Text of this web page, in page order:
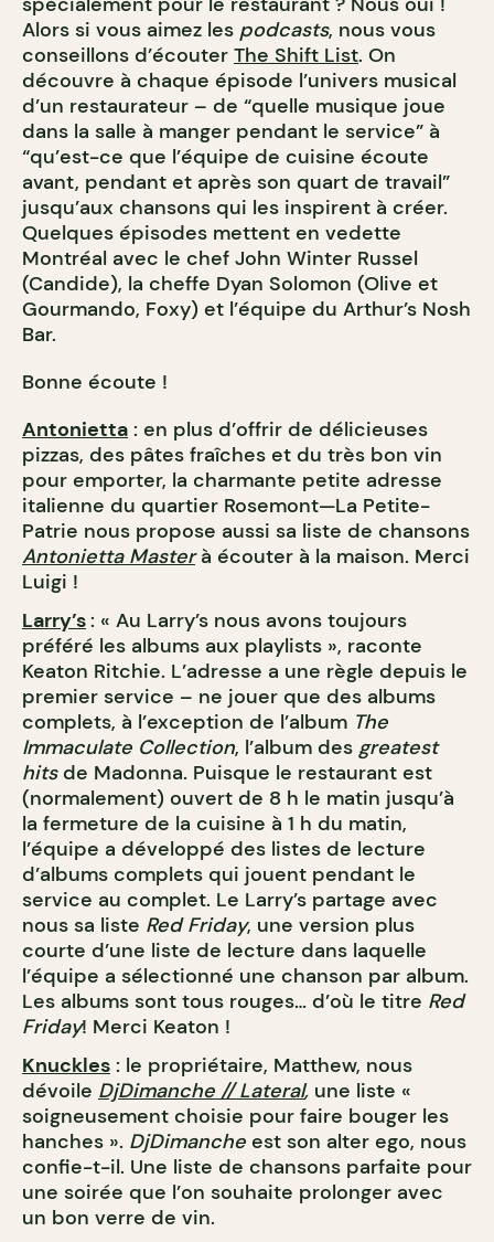
Alors si vous aimez les podcasts, nous vous
conseillons d’écouter The Shift List. On
découvre à chaque épisode l’univers musical
d’un restaurateur – de “quelle musique joue
dans la salle à manger pendant le service” à
“qu’est-ce que l’équipe de cuisine écoute
avant, pendant et après son quart de travail”
jusqu’aux chansons qui les inspirent à créer.
Quelques épisodes mettent en vedette
Montréal avec le chef John Winter Russel
(Candide), la cheffe Dyan Solomon (Olive et
Gourmando, Foxy) et l’équipe du Arthur’s Nosh
Bar.
Bonne écoute !
Antonietta : en plus d’offrir de délicieuses
pizzas, des pâtes fraîches et du très bon vin
pour emporter, la charmante petite adresse
italienne du quartier Rosemont—La Petite-
Patrie nous propose aussi sa liste de chansons
Antonietta Masterà écouter à la maison. Merci
Luigi !
Larry’s: « Au Larry’s nous avons toujours
préféré les albums aux playlists », raconte
Keaton Ritchie. L’adresse a une règle depuis le
premier service – ne jouer que des albums
complets, à l’exception de l’album The
Immaculate Collection, l’album des greatest
hitsde Madonna. Puisque le restaurant est
(normalement) ouvert de 8 h le matin jusqu’à
la fermeture de la cuisine à 1 h du matin,
l’équipe a développé des listes de lecture
d’albums complets qui jouent pendant le
service au complet. Le Larry’s partage avec
nous sa liste Red Friday, une version plus
courte d’une liste de lecture dans laquelle
l’équipe a sélectionné une chanson par album.
Les albums sont tous rouges… d’où le titre Red
Friday! Merci Keaton !
Knuckles : le propriétaire, Matthew, nous
dévoile DjDimanche // Lateral, une liste «
soigneusement choisie pour faire bouger les
hanches ». DjDimanche est son alter ego, nous
confie-t-il. Une liste de chansons parfaite pour
une soirée que l’on souhaite prolonger avec
un bon verre de vin.